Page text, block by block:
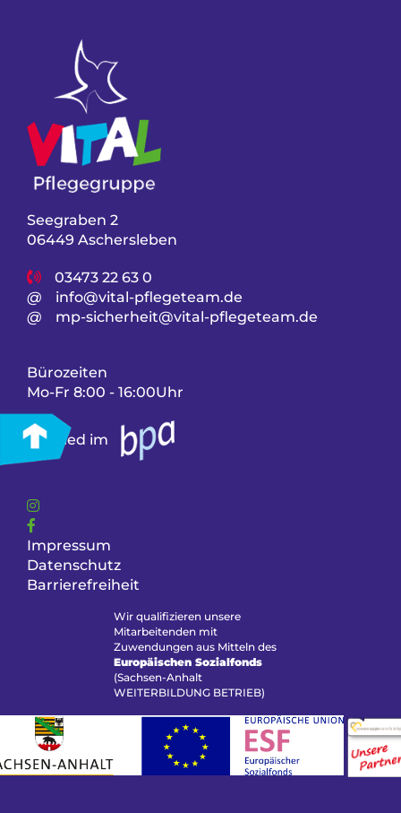
Seegraben 2
06449 Aschersleben
03473 22 63 0
@
info@vital-pflegeteam.de
@
mp-sicherheit@vital-pflegeteam.de
Bürozeiten
Mo-Fr 8:00 - 16:00Uhr
Mitglied im
Impressum
Datenschutz
Barrierefreiheit
Wir qualifizieren unsere
Mitarbeitenden mit
Zuwendungen aus Mitteln des
Europäischen Sozialfonds
(Sachsen-Anhalt
WEITERBILDUNG BETRIEB)